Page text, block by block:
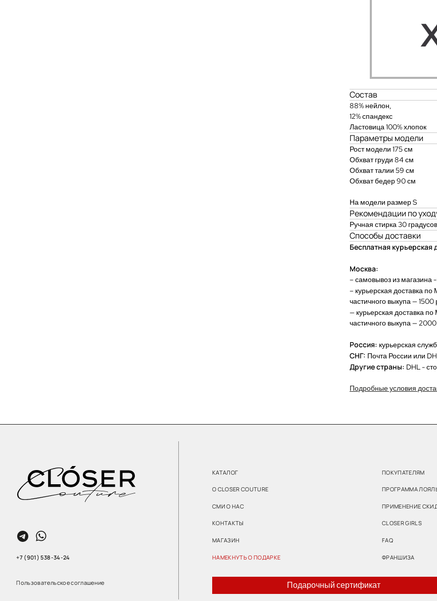
Состав
88% нейлон,
12% спандекс
Ластовица 100% хлопок
Параметры модели
Рост модели 175 см
Обхват груди 84 см
Обхват талии 59 см
Обхват бедер 90 см
На модели размер S
Рекомендации по
Ручная стирка 30
Способы доставки
Бесплатная курьерская
Москва:
– самовывоз из магазина
– курьерская доставка по
частичного выкупа —
— курьерская доставка по
частичного выкупа —
Россия: курьерская
СНГ: Почта России или
Другие страны: DHL -
Подробные условия
ПРИМЕНЕНИЕ СКИДОК
CLOSER GIRLS
КЛИЕНТСКИЕ ДНИ
ПРОГРАММА ЛОЯЛЬНОСТИ